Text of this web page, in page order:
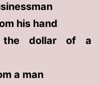
his hand
the dollar of a
a man